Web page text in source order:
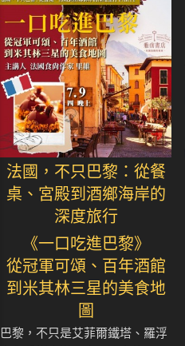
法國，不只巴黎：從餐
桌、宮殿到酒鄉海岸的
深度旅行
《一口吃進巴黎》
從冠軍可頌、百年酒館
到米其林三星的美食地
圖
巴黎，不只是艾菲爾鐵塔、羅浮